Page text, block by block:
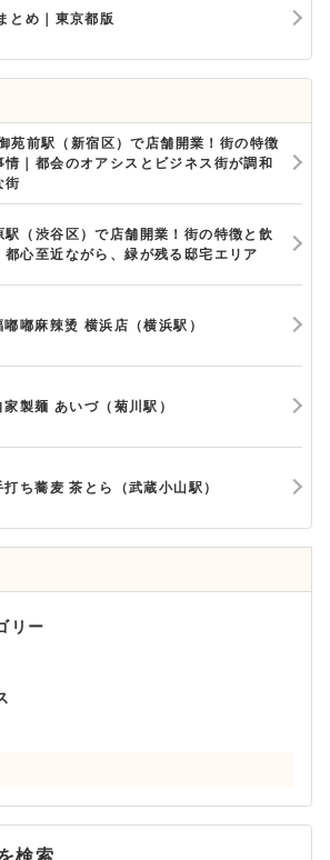
とめ｜東京都版
苑前駅（新宿区）で店舗開業！街の特徴
情｜都会のオアシスとビジネス街が調和
街
駅（渋谷区）で店舗開業！街の特徴と飲
都心至近ながら、緑が残る邸宅エリア
嘟麻辣烫 横浜店（横浜駅）
製麺 あいづ（菊川駅）
ち蕎麦 茶とら（武蔵小山駅）
リー